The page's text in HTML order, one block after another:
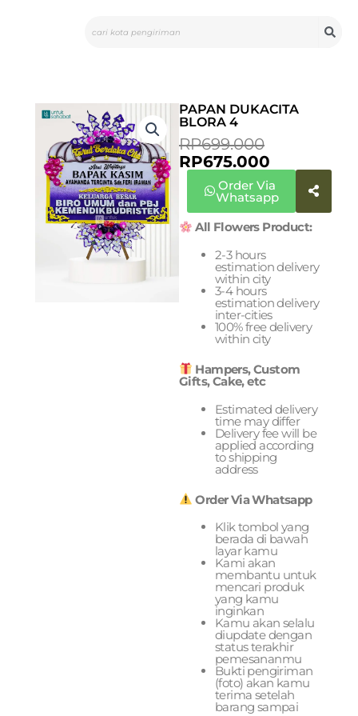
PAPAN DUKACITA
BLORA 4
RP699.000
WAS:
RP675.000
IS:
RP675.000.
Order Via
Whatsapp
All Flowers Product:
2-3 hours
estimation delivery
within city
3-4 hours
estimation delivery
inter-cities
100% free delivery
within city
Hampers, Custom
Gifts, Cake, etc
Estimated delivery
time may differ
Delivery fee will be
applied according
to shipping
address
Order Via Whatsapp
Klik tombol yang
berada di bawah
layar kamu
Kami akan
membantu untuk
mencari produk
yang kamu
inginkan
Kamu akan selalu
diupdate dengan
status terakhir
pemesananmu
Bukti pengiriman
(foto) akan kamu
terima setelah
barang sampai